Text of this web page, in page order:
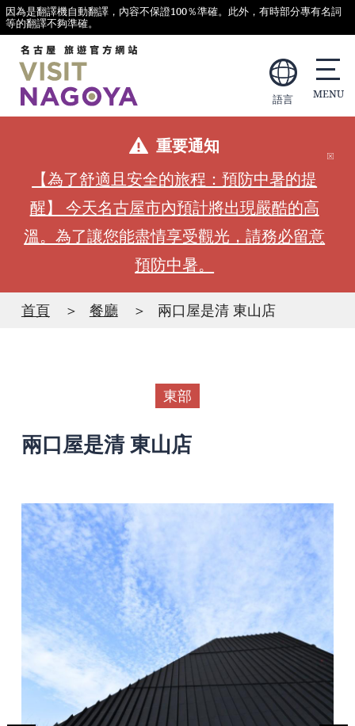
因為是翻譯機自動翻譯，內容不保證100％準確。此外，有時部分專有名詞
等的翻譯不夠準確。
語言
重要通知
【為了舒適且安全的旅程：預防中暑的提
醒】 今天名古屋市內預計將出現嚴酷的高
溫。為了讓您能盡情享受觀光，請務必留意
預防中暑。
首頁 餐廳 兩口屋是清 東山店
東部
兩口屋是清 東山店